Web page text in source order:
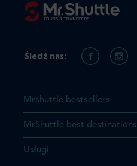
którego szukasz jest już
Mrshuttle bestsellers
MrShuttle best destinations
Usługi
Śledź nas: